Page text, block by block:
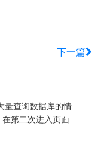
下一篇
量查询数据库的情
第二次进入页面